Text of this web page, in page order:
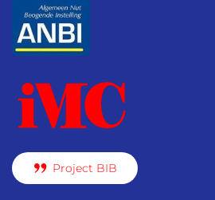
Project BIB